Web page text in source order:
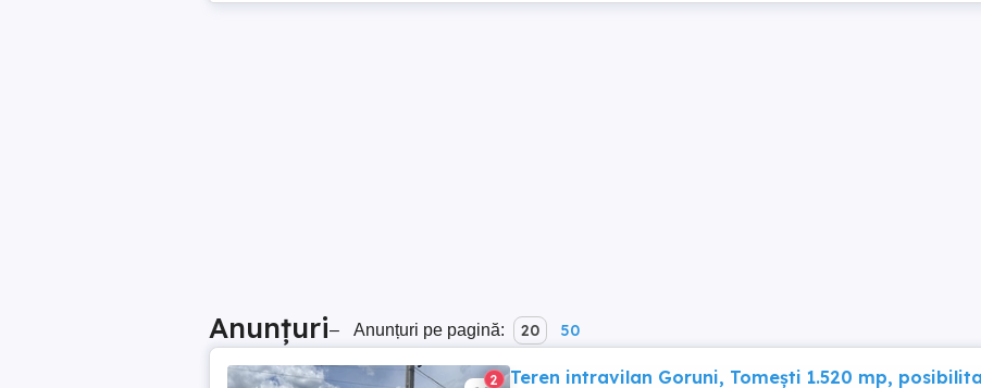
Anunțuri– Anunțuri pe pagină: 20 50
2
Teren intravilan Goruni, Tomești 1.520 mp,